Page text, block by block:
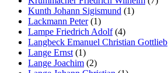
Kunth Johann Sigismund (1)
Lackmann Peter(1)
Lampe Friedrich Adolf(4)
Langbeck Emanuel Christian Gottlieb
Lange Ernst (1)
Lange Joachim (2)